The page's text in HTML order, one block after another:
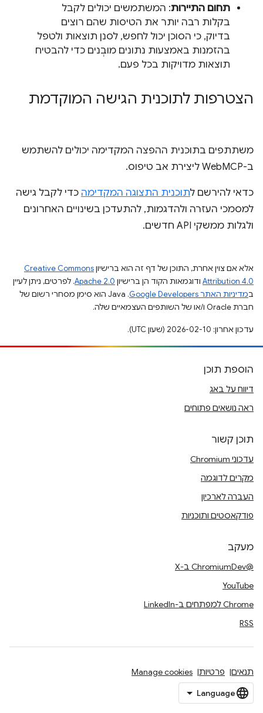
תחום התיירות: המשתמשים יכולים לקבל
בקלות רבה יותר את הטיסות שהם רוצים
בדיוק, כי הסוכן יכול לחפש, לסנן תוצאות ולטפל
בהזמנות באמצעות נתונים מובְנים כדי להבטיח
תוצאות מדויקות בכל פעם.
הצטרפות לתוכנית הגישה המוקדמת
משתתפים בתוכנית ההפצה המקדימה יכולים להשתמש
ב-WebMCP ליצירת אב טיפוס.
כדאי להירשם לתוכנית התצוגה המקדימה כדי לקבל גישה
למסמכי העזרה ולהדגמות, להתעדכן בשינויים האחרונים
ולגלות ממשקי API חדשים.
אלא אם צוין אחרת, התוכן של דף זה הוא ברישיוןCreative Commons
Attribution 4.0 ודוגמאות הקוד הן ברישיון Apache 2.0. לפרטים, ניתן לעיין
במדיניות האתר Google Developers‏
.‏ Java הוא סימן מסחרי רשום של
חברת Oracle ו/או של השותפים העצמאיים שלה.
עדכון אחרון: 2026-02-10 (שעון UTC).
הוספת תוכן
דיווח על באג
ראה נושאים פתוחים
תוכן קשור
עדכוני Chromium
מקרים לדוגמה
העברה לארכיון
פודקאסטים ותוכניות
מעקב
@ChromiumDev ב-X
YouTube
Chrome למפתחים ב-LinkedIn
RSS
תנאים פרטיות Manage cookies